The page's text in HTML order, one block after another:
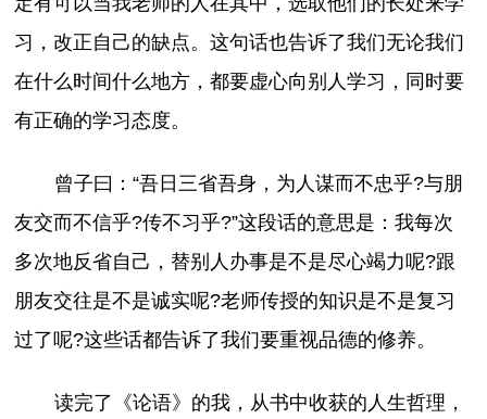
习，改正自己的缺点。这句话也告诉了我们无论我们
在什么时间什么地方，都要虚心向别人学习，同时要
有正确的学习态度。
曾子曰：“吾日三省吾身，为人谋而不忠乎?与朋
友交而不信乎?传不习乎?”这段话的意思是：我每次
多次地反省自己，替别人办事是不是尽心竭力呢?跟
朋友交往是不是诚实呢?老师传授的知识是不是复习
过了呢?这些话都告诉了我们要重视品德的修养。
读完了《论语》的我，从书中收获的人生哲理，